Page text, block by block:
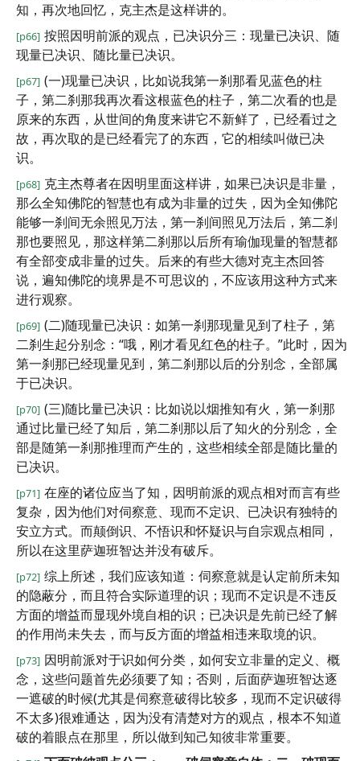
知，再次地回忆，克主杰是这样讲的。
[p66] 按照因明前派的观点，已决识分三：现量已决识、随
现量已决识、随比量已决识。
[p67] (一)现量已决识，比如说我第一刹那看见蓝色的柱
子，第二刹那我再次看这根蓝色的柱子，第二次看的也是
原来的东西，从世间的角度来讲它不新鲜了，已经看过之
故，再次取的是已经看完了的东西，它的相续叫做已决
识。
[p68] 克主杰尊者在因明里面这样讲，如果已决识是非量，
那么全知佛陀的智慧也有成为非量的过失，因为全知佛陀
能够一刹间无余照见万法，第一刹间照见万法后，第二刹
那也要照见，那这样第二刹那以后所有瑜伽现量的智慧都
有全部变成非量的过失。后来的有些大德对克主杰回答
说，遍知佛陀的境界是不可思议的，不应该用这种方式来
进行观察。
[p69] (二)随现量已决识：如第一刹那现量见到了柱子，第
二刹生起分别念：“哦，刚才看见红色的柱子。”此时，因为
第一刹那已经现量见到，第二刹那以后的分别念，全部属
于已决识。
[p70] (三)随比量已决识：比如说以烟推知有火，第一刹那
通过比量已经了知后，第二刹那以后了知火的分别念，全
部是随第一刹那推理而产生的，这些相续全部是随比量的
已决识。
[p71] 在座的诸位应当了知，因明前派的观点相对而言有些
复杂，因为他们对伺察意、现而不定识、已决识有独特的
安立方式。而颠倒识、不悟识和怀疑识与自宗观点相同，
所以在这里萨迦班智达并没有破斥。
[p72] 综上所述，我们应该知道：伺察意就是认定前所未知
的隐蔽分，而且符合实际道理的识；现而不定识是不违反
方面的增益而显现外境自相的识；已决识是先前已经了解
的作用尚未失去，而与反方面的增益相违来取境的识。
[p73] 因明前派对于识如何分类，如何安立非量的定义、概
念，这些问题首先必须要了知；否则，后面萨迦班智达逐
一遮破的时候(尤其是伺察意破得比较多，现而不定识破得
不太多)很难通达，因为没有清楚对方的观点，根本不知道
破的着眼点在那里，所以做到知己知彼非常重要。